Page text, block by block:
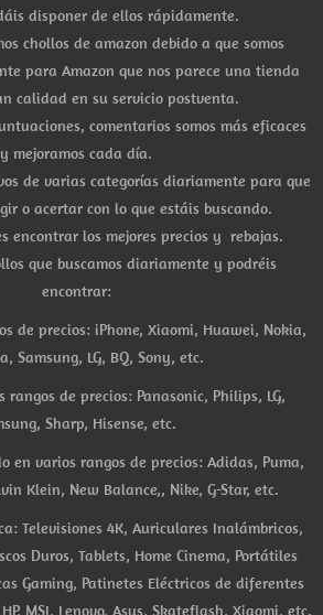
disponer de ellos rápidamente.
chollos de amazon debido a que somos
para Amazon que nos parece una tienda
calidad en su servicio postventa.
comentarios somos más eficaces
y mejoramos cada día.
de varias categorías diariamente para que
o acertar con lo que estáis buscando.
encontrar los mejores precios y rebajas.
que buscamos diariamente y podréis
encontrar:
de precios: iPhone, Xiaomi, Huawei, Nokia,
Samsung, LG, BQ, Sony, etc.
rangos de precios: Panasonic, Philips, LG,
Sharp, Hisense, etc.
en varios rangos de precios: Adidas, Puma,
Klein, New Balance,, Nike, G-Star, etc.
Televisiones 4K, Auriculares Inalámbricos,
Duros, Tablets, Home Cinema, Portátiles
Gaming, Patinetes Eléctricos de diferentes
MSI, Lenovo, Asus, Skateflash, Xiaomi, etc.